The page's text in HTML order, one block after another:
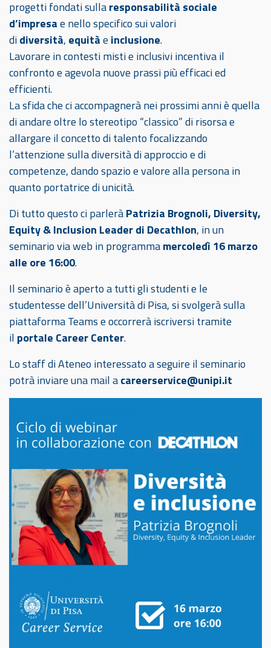
progetti fondati sullaresponsabilità sociale
d’impresae nello specifico sui valori
didiversità, equitàe inclusione.
Lavorare in contesti misti e inclusivi incentiva il
confronto e agevola nuove prassi più efficaci ed
efficienti.
La sfida che ci accompagnerà nei prossimi anni è quella
di andare oltre lo stereotipo “classico” di risorsa e
allargare il concetto di talento focalizzando
l’attenzione sulla diversità di approccio e di
competenze, dando spazio e valore alla persona in
quanto portatrice di unicità.
Di tutto questo ci parleràPatrizia Brognoli, Diversity,
Equity & Inclusion Leader di Decathlon, in un
seminario via web in programmamercoledì 16 marzo
alle ore 16:00.
Il seminario è aperto a tutti gli studenti e le
studentesse dell’Università di Pisa, si svolgerà sulla
piattaforma Teams e occorrerà iscriversi tramite
il portale Career Center.
Lo staff di Ateneo interessato a seguire il seminario
potrà inviare una mail acareerservice@unipi.it